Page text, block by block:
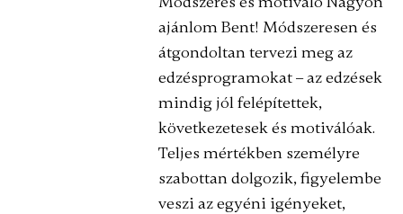
ajánlom Bent! Módszeresen és
átgondoltan tervezi meg az
edzésprogramokat – az edzések
mindig jól felépítettek,
következetesek és motiválóak.
Teljes mértékben személyre
szabottan dolgozik, figyelembe
veszi az egyéni igényeket,